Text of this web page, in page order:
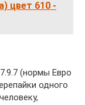
цвет 610 -
(нормы Евро
одного